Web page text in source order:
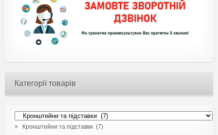
Категорії товарів
× Кронштейни та підставки (7)